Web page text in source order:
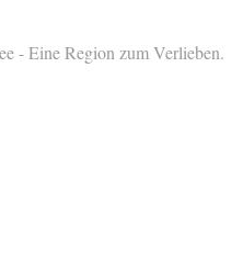
- Eine Region zum Verlieben.